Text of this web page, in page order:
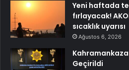
Yeni haftada
fırlayacak!
sıcaklık uyarısı
Ağustos 6, 2026
Geçirildi